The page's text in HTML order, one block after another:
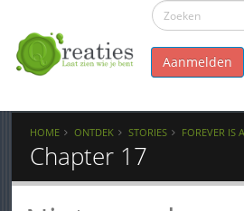
Aanmelden
HOME ONTDEK STORIES FOREVER IS
Chapter 17